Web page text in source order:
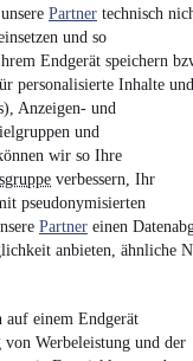
Partner technisch
und so
Endgerät speichern
personalisierte Inhalte und
Anzeigen- und
und
wir so Ihre
verbessern, Ihr
pseudonymisierten
Partner einen
anbieten, ähnliche
einem Endgerät
Werbeleistung und der
App installieren